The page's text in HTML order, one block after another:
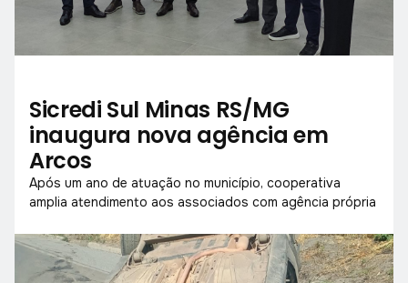
Sicredi Sul Minas RS/MG
inaugura nova agência em
Arcos
Após um ano de atuação no município, cooperativa
amplia atendimento aos associados com agência própria